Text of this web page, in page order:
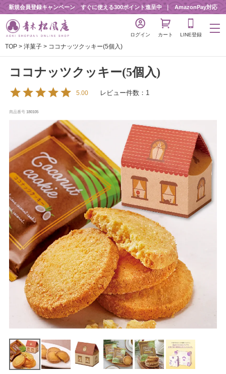
新規会員登録キャンペーン すぐに使える300ポイント進呈中 AmazonPay対応
ログイン カート LINE登録
TOP 洋菓子 ココナッツクッキー(5個入)
ココナッツクッキー(5個入)
5.00 レビュー件数：1
商品番号 180105